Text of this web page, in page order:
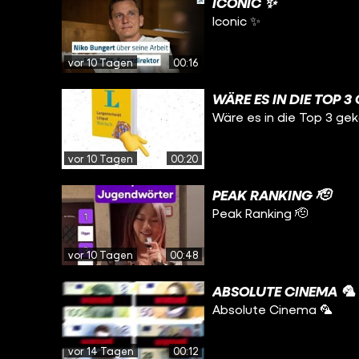
vor 10 Tagen 00:16
Iconic ✨
vor 10 Tagen 00:20
WÄRE ES IN DIE TOP
Wäre es in die Top 3
vor 10 Tagen 00:48
PEAK RANKING 🫡
Peak Ranking 🫡
vor 14 Tagen 00:12
ABSOLUTE CINEMA 🦜
Absolute Cinema 🦜